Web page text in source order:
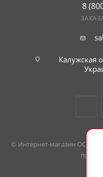
8
Калужская
г.
рынок
© Интернет-магазин ООО
права